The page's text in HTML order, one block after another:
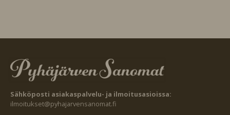
Sähköposti asiakaspalvelu- ja ilmoitusasioissa:
ilmoitukset@pyhajarvensanomat.fi